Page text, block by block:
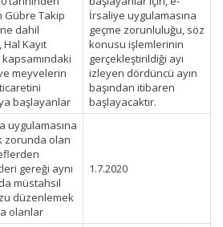
Gübre Takip
dahil
Kayıt
meyvelerin
başlayanlar
İrsaliye uygulamasına
geçme zorunluluğu, söz
konusu işlemlerinin
gerçekleştirildiği ayı
izleyen dördüncü ayın
başından itibaren
başlayacaktır.
uygulamasına
zorunda olan
gereği aynı
müstahsil
düzenlemek
olanlar
1.7.2020